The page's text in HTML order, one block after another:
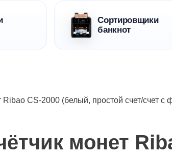
Сортировщики
банкнот
Ribao CS-2000 (белый, простой счет/счет
монет